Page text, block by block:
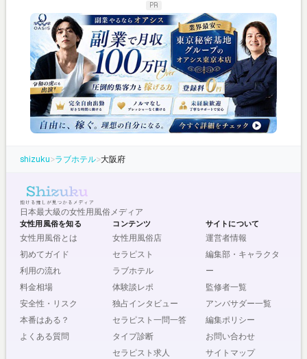
PR
shizuku>ラブホテル>大阪府
日本最大級の女性用風俗メディア
女性用風俗を知る
女性用風俗とは
初めてガイド
利用の流れ
料金相場
安全性・リスク
本番はある？
よくある質問
コンテンツ
女性用風俗店
セラピスト
ラブホテル
体験談レポ
独占インタビュー
セラピスト一問一答
タイプ診断
セラピスト求人
サイトについて
運営者情報
編集部・キャラクタ
ー
監修者一覧
アンバサダー一覧
編集ポリシー
お問い合わせ
サイトマップ